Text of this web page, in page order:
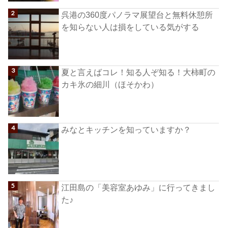
呉港の360度パノラマ展望台と無料休憩所
を知らない人は損をしている気がする
夏と言えばコレ！知る人ぞ知る！大柿町の
カキ氷の細川（ほそかわ）
みなとキッチンを知っていますか？
江田島の「美容室あゆみ」に行ってきまし
た♪